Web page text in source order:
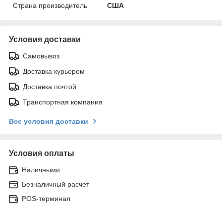
Страна производитель
США
Условия доставки
Самовывоз
Доставка курьером
Доставка почтой
Транспортная компания
Все условия доставки
Условия оплаты
Наличными
Безналичный расчет
POS-терминал